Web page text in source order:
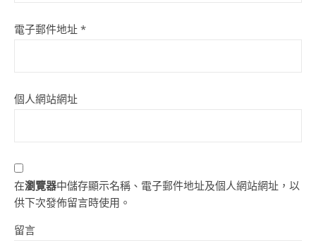
電子郵件地址 *
個人網站網址
在瀏覽器中儲存顯示名稱、電子郵件地址及個人網站網址，以
供下次發佈留言時使用。
留言